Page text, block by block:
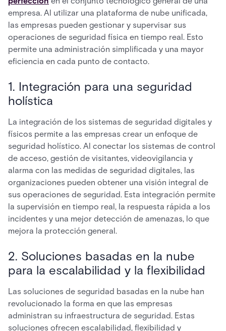
empresa. Al utilizar una plataforma de nube unificada,
las empresas pueden gestionar y supervisar sus
operaciones de seguridad física en tiempo real. Esto
permite una administración simplificada y una mayor
eficiencia en cada punto de contacto.
1. Integración para una seguridad
holística
La integración de los sistemas de seguridad digitales y
físicos permite a las empresas crear un enfoque de
seguridad holístico. Al conectar los sistemas de control
de acceso, gestión de visitantes, videovigilancia y
alarma con las medidas de seguridad digitales, las
organizaciones pueden obtener una visión integral de
sus operaciones de seguridad. Esta integración permite
la supervisión en tiempo real, la respuesta rápida a los
incidentes y una mejor detección de amenazas, lo que
mejora la protección general.
2. Soluciones basadas en la nube
para la escalabilidad y la flexibilidad
Las soluciones de seguridad basadas en la nube han
revolucionado la forma en que las empresas
administran su infraestructura de seguridad. Estas
soluciones ofrecen escalabilidad, flexibilidad y